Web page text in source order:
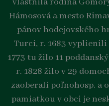
vlastnila rodina
Hámosová a mesto
pánov hodejovského
Turci, r. 1683 vyplienili
1773 tu žilo 11
r. 1828 žilo v 29
zaoberali poľnohosp. a
pamiatkou v obci je